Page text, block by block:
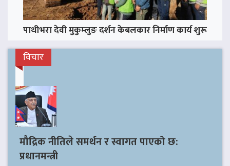
पाथीभरा देवी मुकुम्लुङ दर्शन केबलकार निर्माण कार्य शुरू
विचार
मौद्रिक नीतिले समर्थन र स्वागत पाएको छ:
प्रधानमन्त्री